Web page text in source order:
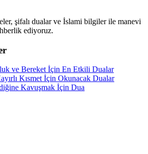
şifalı dualar ve İslami bilgiler ile manevi
ediyoruz.
ve Bereket İçin En Etkili Dualar
Kısmet İçin Okunacak Dualar
Kavuşmak İçin Dua